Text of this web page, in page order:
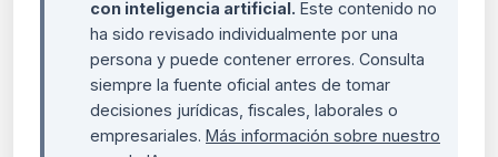
con inteligencia artificial. Este contenido no
ha sido revisado individualmente por una
persona y puede contener errores. Consulta
siempre la fuente oficial antes de tomar
decisiones jurídicas, fiscales, laborales o
empresariales. Más información sobre nuestro